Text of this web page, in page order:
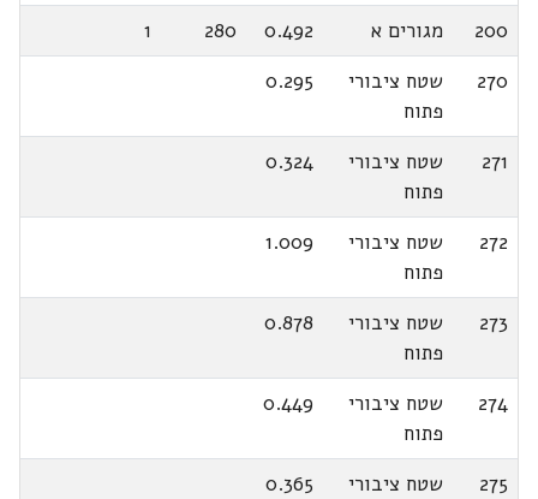
200
מגורים א 0.492
280
1
270
שטח ציבורי
פתוח
0.295
271
שטח ציבורי
פתוח
0.324
272
שטח ציבורי
פתוח
1.009
273
שטח ציבורי
פתוח
0.878
274
שטח ציבורי
פתוח
0.449
275
שטח ציבורי
0.365